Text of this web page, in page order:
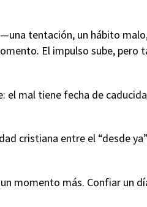
tentación, un hábito
El impulso sube, pero
el mal tiene fecha de
cristiana entre el “desde
momento más. Confiar un